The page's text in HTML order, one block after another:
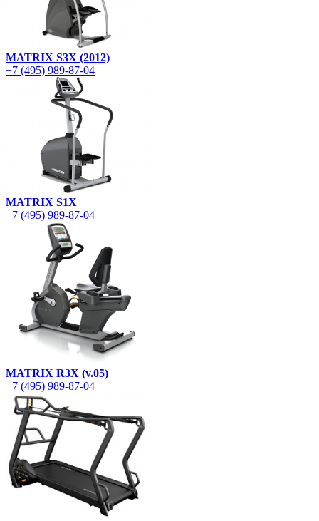
MATRIX S3X (2012)
+7 (495) 989-87-04
MATRIX S1X
+7 (495) 989-87-04
MATRIX R3X (v.05)
+7 (495) 989-87-04